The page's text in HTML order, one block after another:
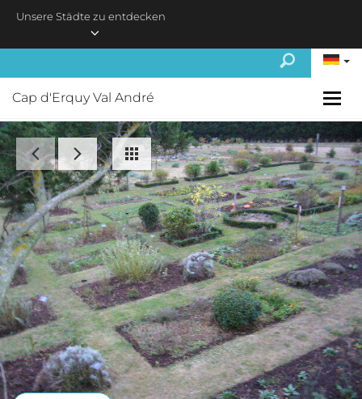
Unsere Städte zu entdecken
Cap d'Erquy Val André